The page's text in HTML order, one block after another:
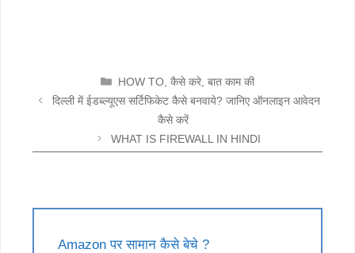
CATEGORIES
HOW TO, कैसे करे, बात काम की
दिल्ली में ईडब्ल्यूएस सर्टिफिकेट कैसे बनवाये? जानिए ऑनलाइन आवेदन
कैसे करें
WHAT IS FIREWALL IN HINDI
Amazon पर सामान कैसे बेचे ?